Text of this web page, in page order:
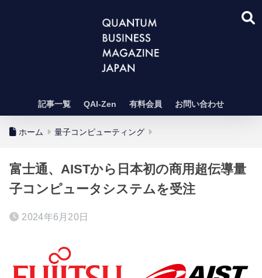
記事一覧 QAI-Zen 有料会員 お問い合わせ
ホーム 量子コンピューティング
富士通、AISTから日本初の商用超伝導量
子コンピュータシステムを受注
2024年6月20日